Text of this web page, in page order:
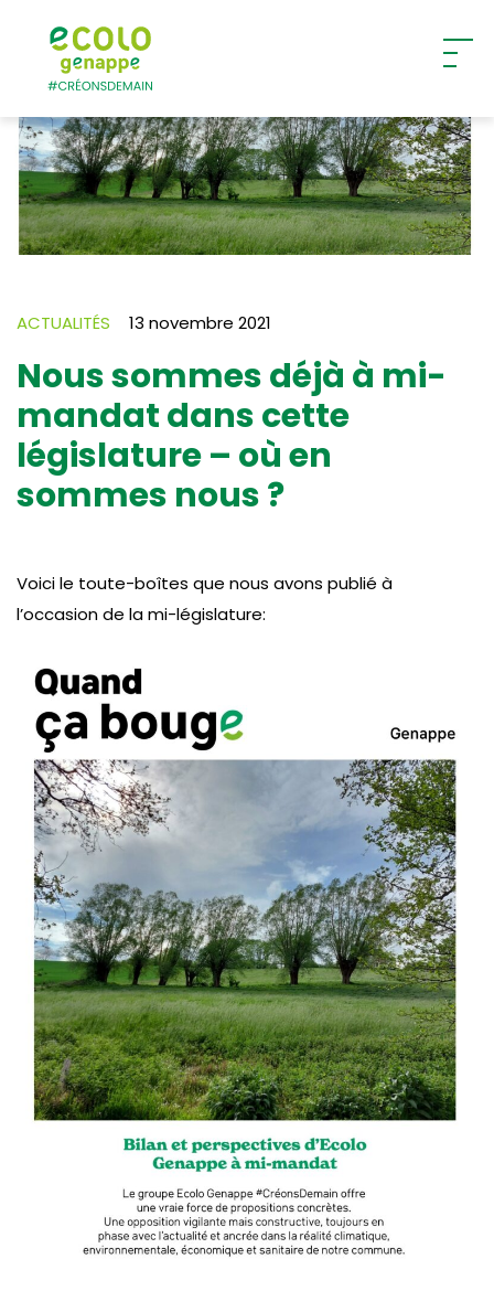
Ecolo – Genappe
ACTUALITÉS 13 novembre 2021
Nous sommes déjà à mi-
mandat dans cette
législature – où en
sommes nous ?
Voici le toute-boîtes que nous avons publié à
l’occasion de la mi-législature: